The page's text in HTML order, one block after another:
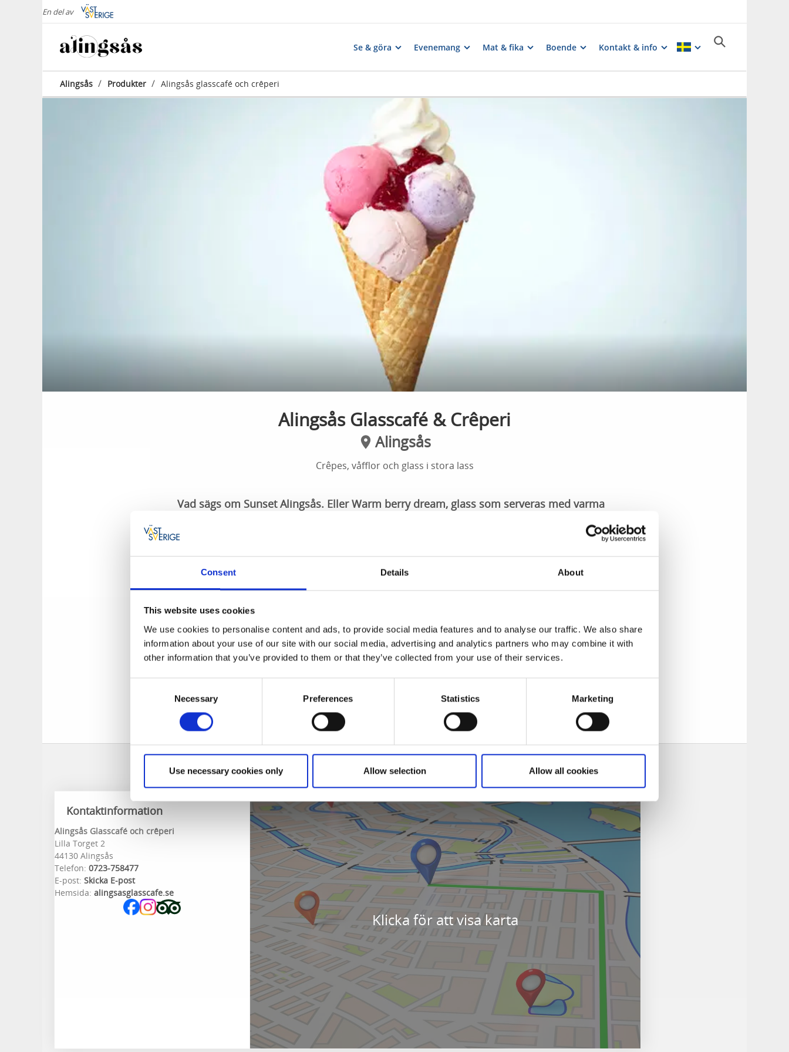
Consent Details About
This website uses cookies
We use cookies to personalise content and ads, to provide social media features and to analyse our traffic. We also share
information about your use of our site with our social media, advertising and analytics partners who may combine it with
other information that you’ve provided to them or that they’ve collected from your use of their services.
Necessary Preferences Statistics Marketing
Use necessary cookies only Allow selection Allow all cookies
En del av
Se & göra Evenemang Mat & fika Boende Kontakt & info
Alingsås / Produkter / Alingsås glasscafé och crêperi
Alingsås Glasscafé & Crêperi
Alingsås
Crêpes, våfflor och glass i stora lass
Vad sägs om Sunset Alingsås. Eller Warm berry dream, glass som serveras med varma
finns något för alla.
välkänt utflyktsmål för både lokalbor och besökare. Sedan 2019 drivs verksamheten av Mats och
Elisabeth Ödman Eriksson, som tidigare drev Tollereds Hotell. Med kärlek till hantverket och glädje
i mötet med gästen har de fortsatt i samma uppskattade anda som tidigare.
Här serveras inte bara glass – men också crêpes, galetter, pannkakor och olika sorters våfflor.
Från och med våren 2023 levererar Lejonet & Björnen den kulglass som serveras, och från 2024
erbjuder caféet även mjukglass och pinnglass från SIA Glass – två svenska leverantörer kända för
Välkommen till en plats där smaken av sommar alltid är nära!
På alingsasglasscafe.se hittar menyer och mer information.
Kontaktinformation
Alingsås Glasscafé och crêperi
Lilla Torget 2
44130 Alingsås
Telefon: 0723-758477
E-post: Skicka E-post
Hemsida: alingsasglasscafe.se
Klicka för att visa karta